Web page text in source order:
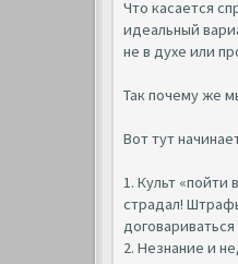
Что касается
идеальный
не в духе или
Так почему же
Вот тут
1. Культ «пойти
страдал!
2. Незнание и